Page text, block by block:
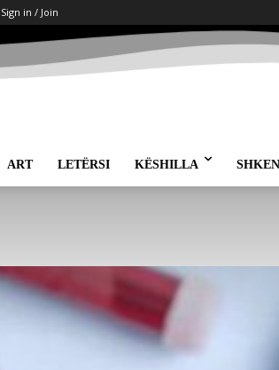
Sign in / Join
ART LETËRSI KËSHILLA